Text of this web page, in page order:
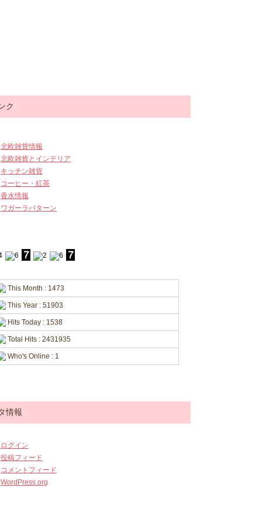
ク
北欧雑貨情報
北欧雑貨とインテリア
キッチン雑貨
コーヒー・紅茶
香水情報
ワガーラパターン
This Month : 1473
This Year : 51903
Hits Today : 1538
Total Hits : 2431935
Who's Online : 1
情報
ログイン
投稿フィード
コメントフィード
WordPress.org